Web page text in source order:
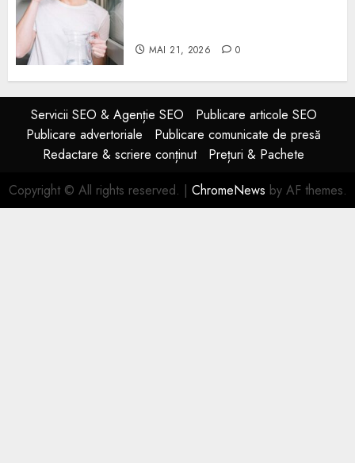
MAI 21, 2026 0
Servicii SEO & Agenție SEO
Publicare articole SEO
Publicare advertoriale
Publicare comunicate de presă
Redactare & scriere conținut
Prețuri & Pachete
Copyright © All rights reserved. | ChromeNews by AF themes.